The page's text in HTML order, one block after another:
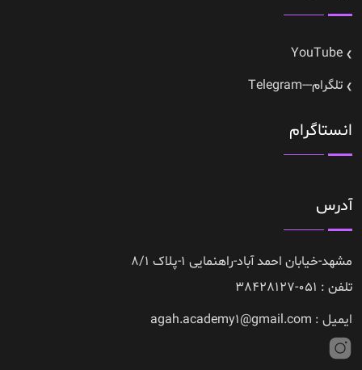
YouTube
تلگرام---Telegram
انستاگرام
آدرس
مشهد-خیابان احمد آباد-راهنمایی 1-پلاک 8/1
تلفن : 051-38428127
ایمیل : agah.academy1@gmail.com